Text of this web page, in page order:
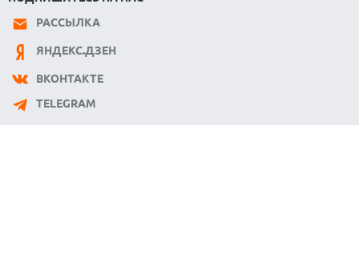
РАССЫЛКА
ЯНДЕКС.ДЗЕН
ВКОНТАКТЕ
TELEGRAM